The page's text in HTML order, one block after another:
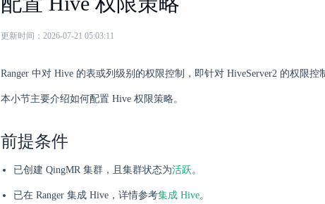
更新时间：2026-07-21 05:03:11
Ranger 中对 Hive 的表或列级别的权限控制，即针对 HiveServer2 的权限控
本小节主要介绍如何配置 Hive 权限策略。
前提条件
已创建 QingMR 集群，且集群状态为活跃。
已在 Ranger 集成 Hive，详情参考集成 Hive。